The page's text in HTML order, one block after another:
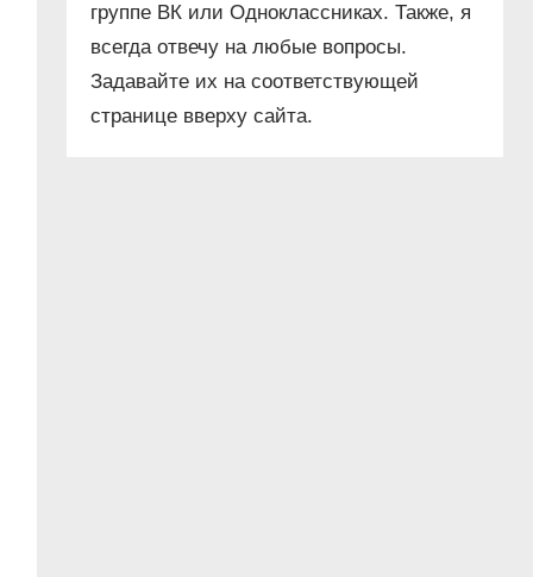
группе ВК или Одноклассниках. Также, я
всегда отвечу на любые вопросы.
Задавайте их на соответствующей
странице вверху сайта.